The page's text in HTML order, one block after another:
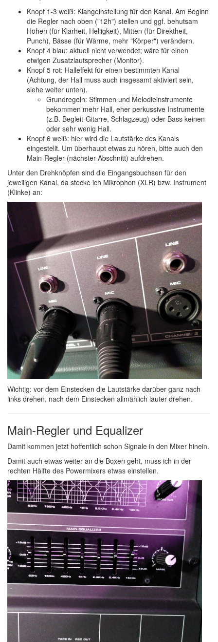
Knopf 1-3 weiß: Klangeinstellung für den Kanal. Am Beginn
die Regler nach oben ("12h") stellen und ggf. behutsam
Höhen (für Klarheit, Helligkeit), Mitten (für Direktheit,
Punch), Bässe (für Wärme, mehr "Körper") verändern.
Knopf 4 blau: aktuell nicht verwendet; wäre für einen
etwigen Zusatzlautsprecher (Monitor).
Knopf 5 rot: Halleffekt für einen bestimmten Kanal
(Achtung, der Hall muss auch insgesamt aktiviert sein,
siehe weiter unten).
Grundregeln: Stimmen und Melodieinstrumente
bekommen mehr Hall, eher perkussive Instrumente
(z.B. Begleit-Gitarre, Schlagzeug) oder Bass keinen
oder sehr wenig Hall.
Knopf 6 weiß: hier wird die Lautstärke des Kanals
eingestellt. Um überhaupt etwas zu hören, bitte auch den
Main-Regler (nächster Abschnitt) aufdrehen.
Unter den Drehknöpfen sind die Eingangsbuchsen für den
jeweiligen Kanal, da stecke ich Mikrophon (XLR) bzw. Instrument
(Klinke) an:
Wichtig: vor dem Einstecken die Lautstärke darüber ganz nach
links drehen, nach dem Einstecken allmählich lauter drehen.
Main-Regler und Equalizer
Damit kommen jetzt hoffentlich schon Signale in den Mixer hinein.
Damit auch etwas weiter an die Boxen geht, muss ich in der
rechten Hälfte des Powermixers etwas einstellen.